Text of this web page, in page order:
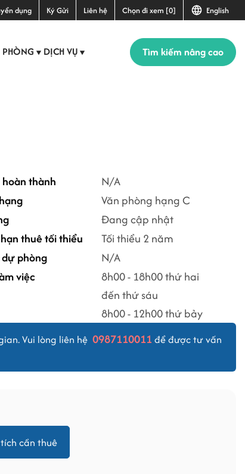
dụng Ký Gửi Liên hệ Chọn đi xem [0] English
▼ DỊCH VỤ ▼ Tìm kiếm nâng cao
thành
N/A
Văn phòng hạng C
Đang cập nhật
thuê tối thiểu
Tối thiểu 2 năm
phòng
N/A
việc
8h00 - 18h00 thứ hai
đến thứ sáu
8h00 - 12h00 thứ bảy
Vui lòng liên hệ 0987110011để được tư vấn
cần thuê